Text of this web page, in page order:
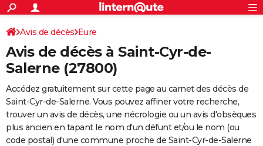
ACTUALITÉS
Politique
Société
Faits Divers
Education
Monde
Villes
+
SPORT
Coupe du monde 2026
Football
Tennis
Cyclisme
Rugby
Forum
CULTURE
FINANCE
Retraite
Impôts
Epargne
Immobilier
Risques naturels par ville
Banque
Assurance
Crédit
Essais
Réserver un essai
Citadines
Berlines
SUV
Forum auto
+
HIGH-TECH
Avis de décès Eure
Avis de décès à Saint-Cyr-de-
Salerne (27800)
Accédez gratuitement sur cette page au carnet des décès de
Saint-Cyr-de-Salerne. Vous pouvez affiner votre recherche,
trouver un avis de décès, une nécrologie ou un avis d'obsèques
plus ancien en tapant le nom d'un défunt et/ou le nom (ou
code postal) d'une commune proche de Saint-Cyr-de-Salerne